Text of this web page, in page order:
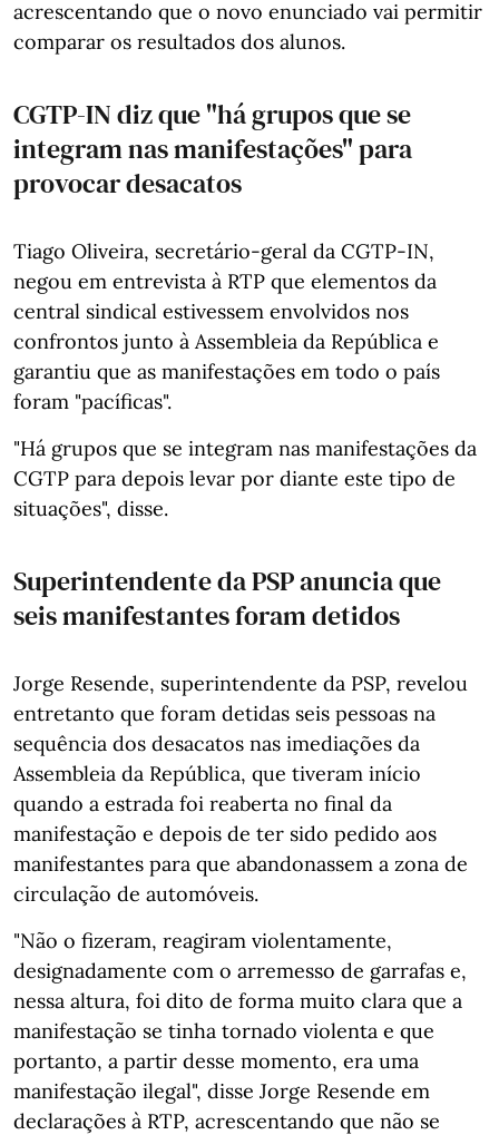
acrescentando que o novo enunciado vai permitir
comparar os resultados dos alunos.
CGTP-IN diz que "há grupos que se
integram nas manifestações" para
provocar desacatos
Tiago Oliveira, secretário-geral da CGTP-IN,
negou em entrevista à RTP que elementos da
central sindical estivessem envolvidos nos
confrontos junto à Assembleia da República e
garantiu que as manifestações em todo o país
foram "pacíficas".
"Há grupos que se integram nas manifestações da
CGTP para depois levar por diante este tipo de
situações", disse.
Superintendente da PSP anuncia que
seis manifestantes foram detidos
Jorge Resende, superintendente da PSP, revelou
entretanto que foram detidas seis pessoas na
sequência dos desacatos nas imediações da
Assembleia da República, que tiveram início
quando a estrada foi reaberta no final da
manifestação e depois de ter sido pedido aos
manifestantes para que abandonassem a zona de
circulação de automóveis.
"Não o fizeram, reagiram violentamente,
designadamente com o arremesso de garrafas e,
nessa altura, foi dito de forma muito clara que a
manifestação se tinha tornado violenta e que
portanto, a partir desse momento, era uma
manifestação ilegal", disse Jorge Resende em
declarações à RTP, acrescentando que não se